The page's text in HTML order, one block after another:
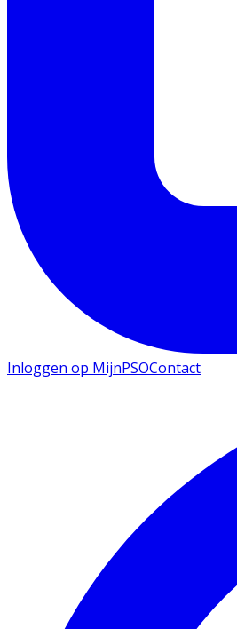
Inloggen op MijnPSOContact